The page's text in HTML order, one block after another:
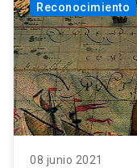
Reconocimiento
08 junio 2021